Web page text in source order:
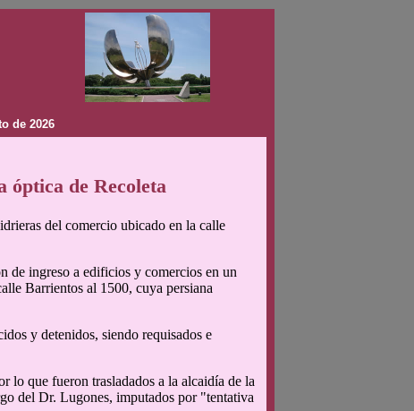
de 2026
óptica de Recoleta
del comercio ubicado en la calle
de ingreso a edificios y comercios en un
Barrientos al 1500, cuya persiana
y detenidos, siendo requisados e
lo que fueron trasladados a la alcaidía de la
del Dr. Lugones, imputados por "tentativa